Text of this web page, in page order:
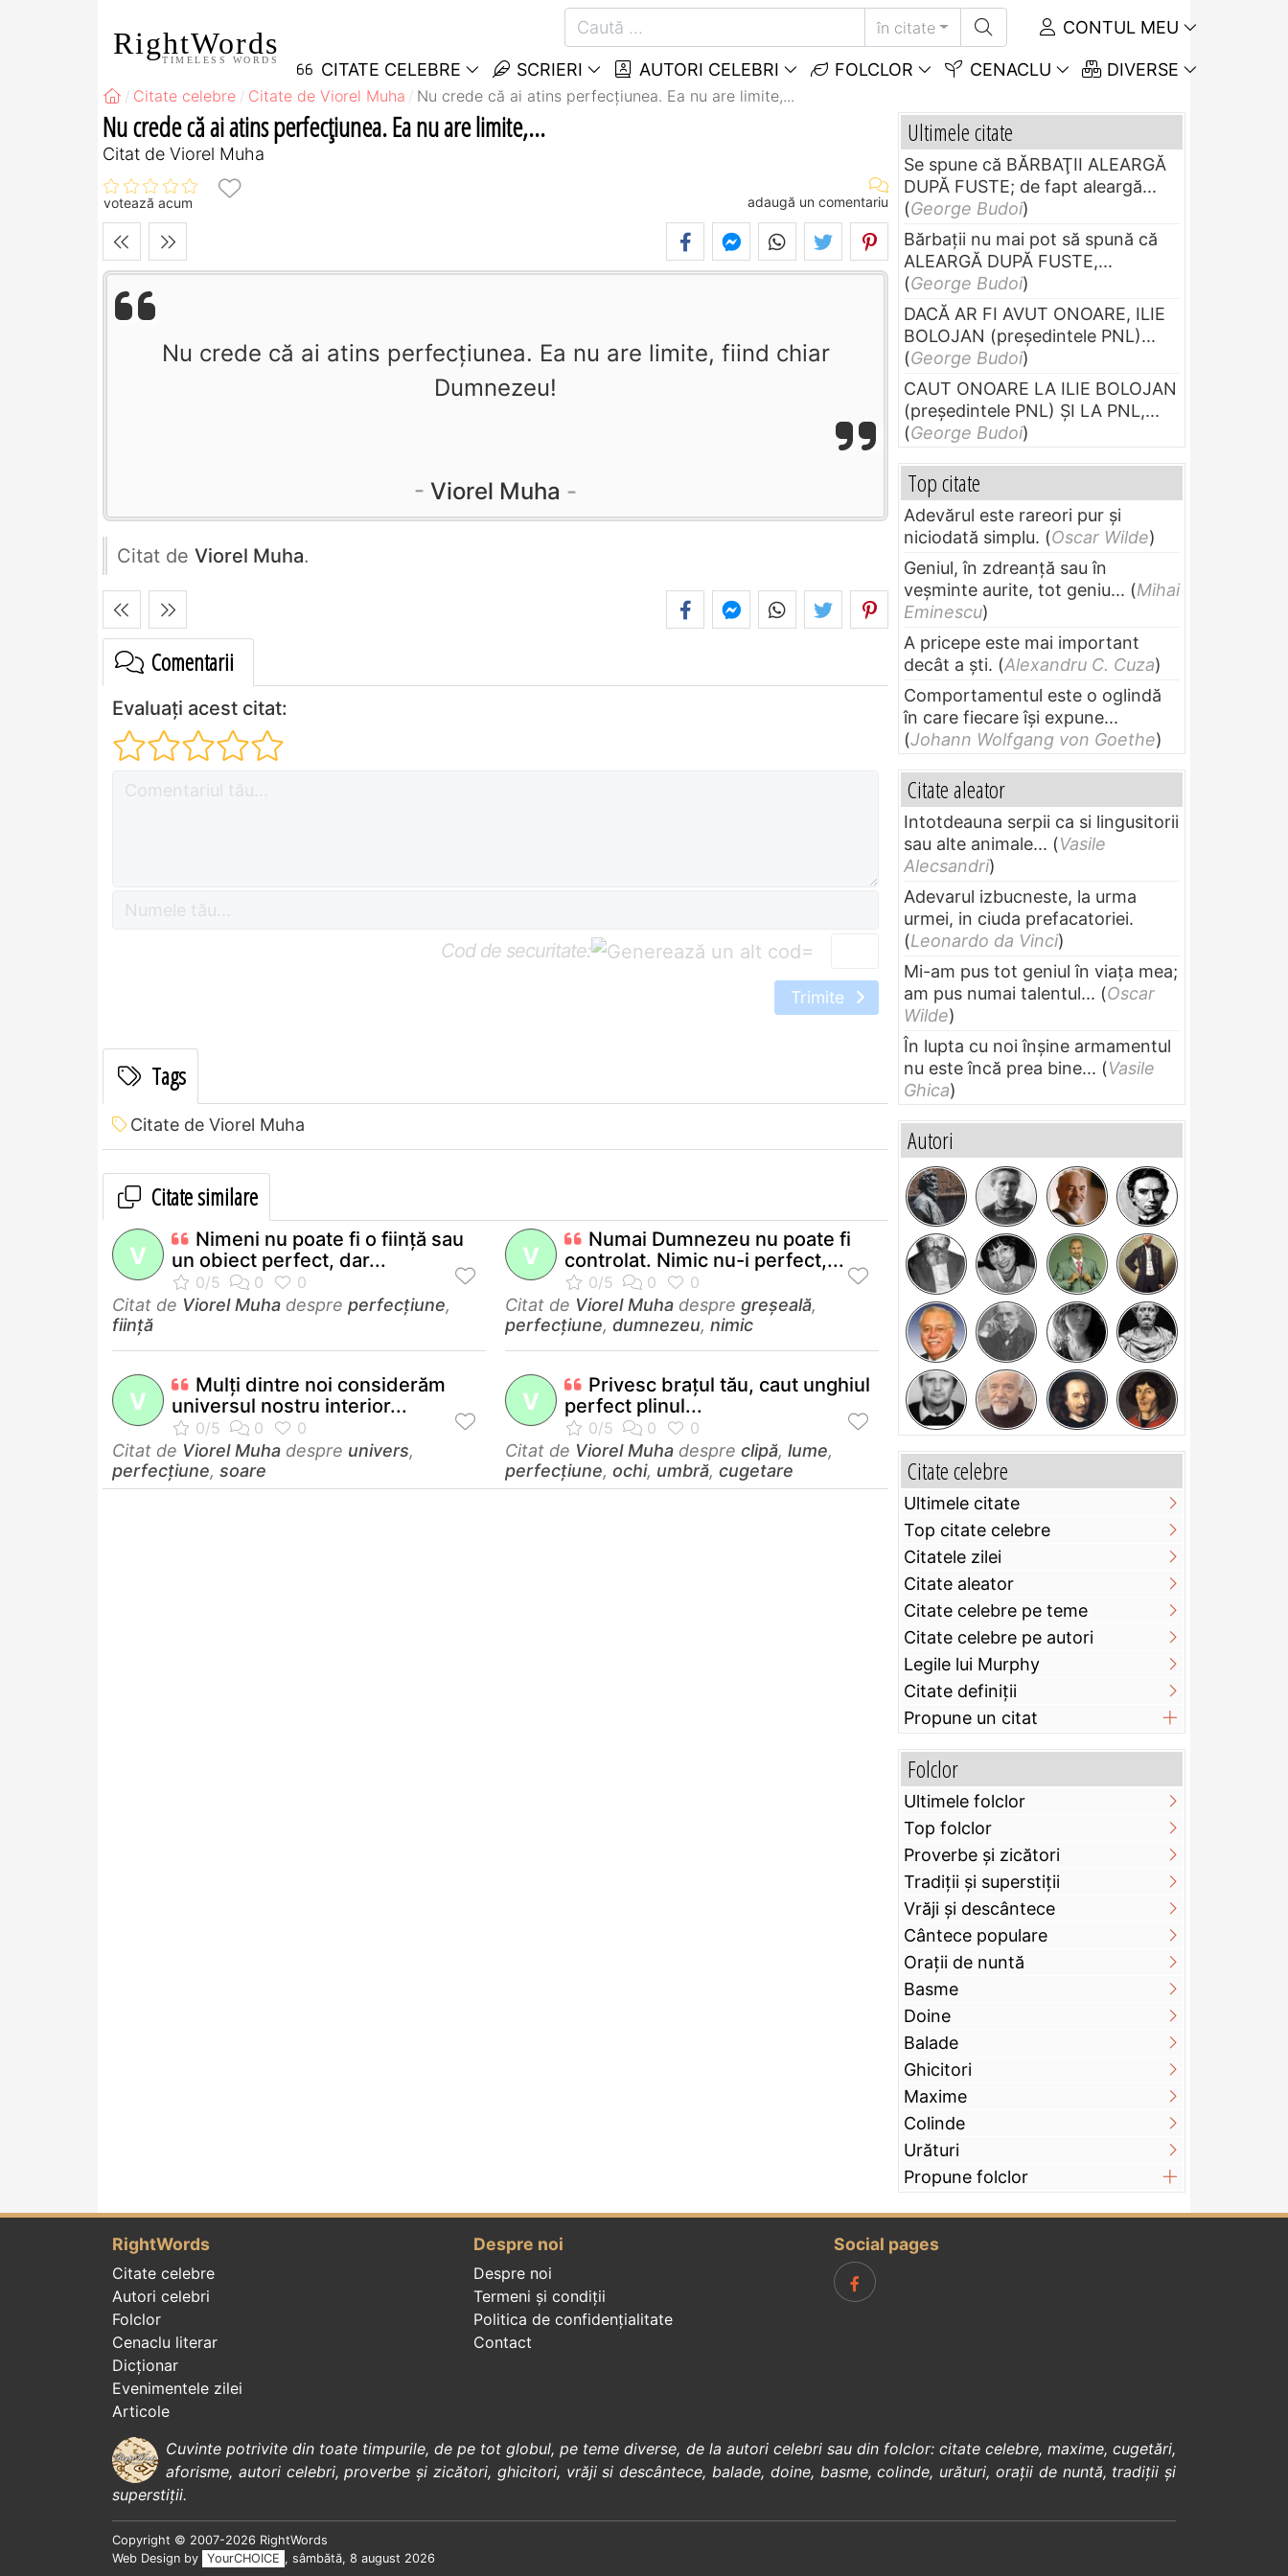
RightWords
TIMELESS WORDS
în citate CONTUL MEU
CITATE CELEBRE SCRIERI AUTORI CELEBRI FOLCLOR CENACLU DIVERSE
Citate celebre Citate de Viorel Muha Nu crede că ai atins perfecţiunea. Ea nu are limite,...
Nu crede că ai atins perfecţiunea. Ea nu are limite,...
Citat de Viorel Muha
votează acum adaugă un comentariu
Nu crede că ai atins perfecţiunea. Ea nu are limite, fiind chiar
Dumnezeu!
Viorel Muha
Citat de Viorel Muha.
Comentarii
Evaluați acest citat:
Cod de securitate: =
Trimite
Tags
Citate de Viorel Muha
Citate similare
V
Nimeni nu poate fi o fiinţă sau
un obiect perfect, dar...
Citat de Viorel Muha despre perfecţiune,
ființă
V
Numai Dumnezeu nu poate fi
controlat. Nimic nu-i perfect,...
Citat de Viorel Muha despre greșeală,
perfecţiune, dumnezeu, nimic
V
Mulţi dintre noi considerăm
universul nostru interior...
Citat de Viorel Muha despre univers,
perfecţiune, soare
V
Privesc braţul tău, caut unghiul
perfect plinul...
Citat de Viorel Muha despre clipă, lume,
perfecţiune, ochi, umbră, cugetare
Ultimele citate
Se spune că BĂRBAŢII ALEARGĂ
DUPĂ FUSTE; de fapt aleargă...
(George Budoi)
Bărbaţii nu mai pot să spună că
ALEARGĂ DUPĂ FUSTE,...
(George Budoi)
DACĂ AR FI AVUT ONOARE, ILIE
BOLOJAN (preşedintele PNL)...
(George Budoi)
CAUT ONOARE LA ILIE BOLOJAN
(preşedintele PNL) ŞI LA PNL,...
(George Budoi)
Top citate
Adevărul este rareori pur și
niciodată simplu. (Oscar Wilde)
Geniul, în zdreanţă sau în
veşminte aurite, tot geniu... (Mihai
Eminescu)
A pricepe este mai important
decât a ști. (Alexandru C. Cuza)
Comportamentul este o oglindă
în care fiecare își expune...
(Johann Wolfgang von Goethe)
Citate aleator
Intotdeauna serpii ca si lingusitorii
sau alte animale... (Vasile
Alecsandri)
Adevarul izbucneste, la urma
urmei, in ciuda prefacatoriei.
(Leonardo da Vinci)
Mi-am pus tot geniul în viața mea;
am pus numai talentul... (Oscar
Wilde)
În lupta cu noi înșine armamentul
nu este încă prea bine... (Vasile
Ghica)
Autori
Citate celebre
Ultimele citate
Top citate celebre
Citatele zilei
Citate aleator
Citate celebre pe teme
Citate celebre pe autori
Legile lui Murphy
Citate definiţii
Propune un citat
Folclor
Ultimele folclor
Top folclor
Proverbe și zicători
Tradiții și superstiții
Vrăji și descântece
Cântece populare
Orații de nuntă
Basme
Doine
Balade
Ghicitori
Maxime
Colinde
Urături
Propune folclor
RightWords
Citate celebre
Autori celebri
Folclor
Cenaclu literar
Dicționar
Evenimentele zilei
Articole
Despre noi
Despre noi
Termeni și condiții
Politica de confidenţialitate
Contact
Social pages
Cuvinte potrivite din toate timpurile, de pe tot globul, pe teme diverse, de la autori celebrisau din folclor: citate celebre, maxime,cugetări,
aforisme, autori celebri,proverbe și zicători, ghicitori, vrăji si descântece, balade, doine, basme,colinde, urături, orații de nuntă, tradiții și
superstiții.
Copyright © 2007-2026 RightWords
Web Design by
YourCHOICE , sâmbătă, 8 august 2026